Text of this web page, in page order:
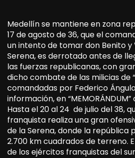
Medellín se mantiene en zona
17 de agosto de 36, que el
un intento de tomar don Benito y
Serena, es derrotado antes de
las fuerzas republicanas, con
dicho combate de las milicias de
comandadas por Federico
información, en
Hasta el 20 al 24 de julio del 38,
franquista realiza una gran
de la Serena, donde la república
2.700 km cuadrados de terreno.
de los ejércitos franquistas del